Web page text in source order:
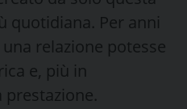
quotidiana. Per anni
relazione potesse
e, più in